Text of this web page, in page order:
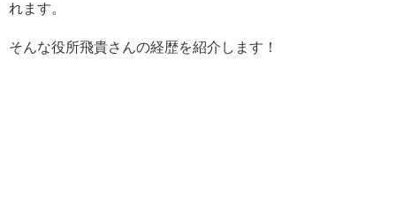
れます。
そんな役所飛貴さんの経歴を紹介します！